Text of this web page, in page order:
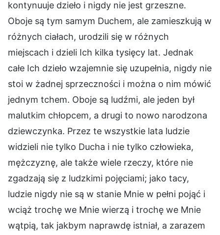
kontynuuje dzieło i nigdy nie jest grzeszne.
Oboje są tym samym Duchem, ale zamieszkują w
różnych ciałach, urodzili się w różnych
miejscach i dzieli Ich kilka tysięcy lat. Jednak
całe Ich dzieło wzajemnie się uzupełnia, nigdy nie
stoi w żadnej sprzeczności i można o nim mówić
jednym tchem. Oboje są ludźmi, ale jeden był
malutkim chłopcem, a drugi to nowo narodzona
dziewczynka. Przez te wszystkie lata ludzie
widzieli nie tylko Ducha i nie tylko człowieka,
mężczyznę, ale także wiele rzeczy, które nie
zgadzają się z ludzkimi pojęciami; jako tacy,
ludzie nigdy nie są w stanie Mnie w pełni pojąć i
wciąż trochę we Mnie wierzą i trochę we Mnie
wątpią, tak jakbym naprawdę istniał, a zarazem